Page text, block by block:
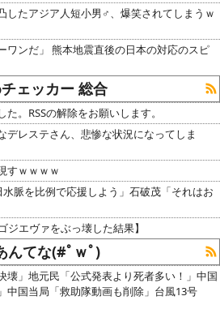
したアジア人短小男♂、爆笑されてしまうｗ
ワンだ」 熊本地震直後の日本の対応のスピ
ェッカー 総合
。RSSの解除をお願いします。
デレステさん、悲惨な状況になってしま
すｗｗｗｗ
水脈を比例で応援しよう」石破茂「それはお
ジエヴァをぶっ壊した結果】
んてな(#ﾟｗﾟ)
壊」地元民「公式発表より死者多い！」中国
中国当局「救助隊動画も削除」台風13号